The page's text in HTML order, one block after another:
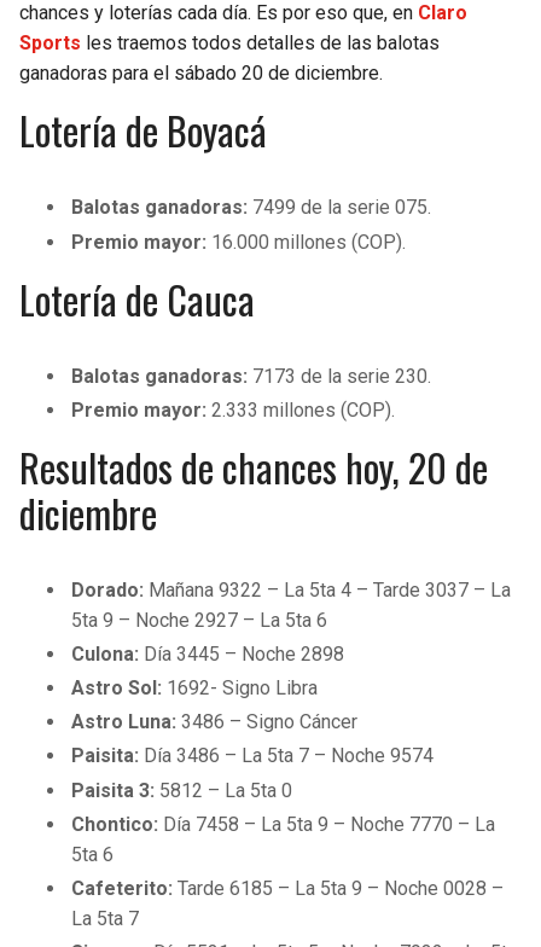
FALCONS
TRAIL BLAZERS
chances y loterías cada día. Es por eso que, en Claro
Sports les traemos todos detalles de las balotas
ganadoras para el sábado 20 de diciembre.
Lotería de Boyacá
Balotas ganadoras: 7499 de la serie 075.
Premio mayor: 16.000 millones (COP).
Lotería de Cauca
Balotas ganadoras: 7173 de la serie 230.
Premio mayor: 2.333 millones (COP).
Resultados de chances hoy, 20 de
diciembre
Dorado: Mañana 9322 – La 5ta 4 – Tarde 3037 – La
5ta 9 – Noche 2927 – La 5ta 6
Culona: Día 3445 – Noche 2898
Astro Sol: 1692- Signo Libra
Astro Luna: 3486 – Signo Cáncer
Paisita: Día 3486 – La 5ta 7 – Noche 9574
Paisita 3: 5812 – La 5ta 0
Chontico: Día 7458 – La 5ta 9 – Noche 7770 – La
5ta 6
Cafeterito:Tarde 6185 – La 5ta 9 – Noche 0028 –
La 5ta 7